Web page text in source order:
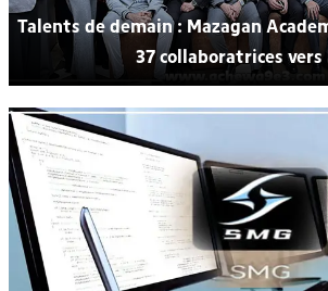
Talents de demain : Mazagan
37 collaboratrices vers